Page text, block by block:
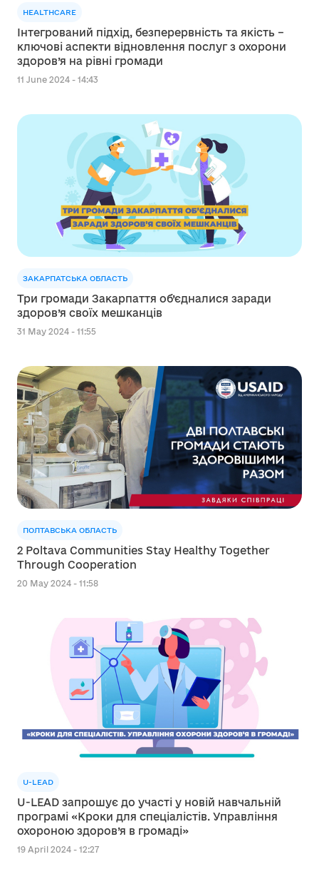
HEALTHCARE
Інтегрований підхід, безперервність та якість –
ключові аспекти відновлення послуг з охорони
здоров’я на рівні громади
11 June 2024 - 14:43
ЗАКАРПАТСЬКА ОБЛАСТЬ
Три громади Закарпаття об’єдналися заради
здоров’я своїх мешканців
31 May 2024 - 11:55
ПОЛТАВСЬКА ОБЛАСТЬ
2 Poltava Communities Stay Healthy Together
Through Cooperation
20 May 2024 - 11:58
U-LEAD
U-LEAD запрошує до участі у новій навчальній
програмі «Кроки для спеціалістів. Управління
охороною здоров’я в громаді»
19 April 2024 - 12:27